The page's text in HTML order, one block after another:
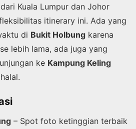
Kuala Lumpur dan Johor
itinerary ini. Ada yang
di Bukit Holbung karena
lebih lama, ada juga yang
ke Kampung Keling
– Spot foto ketinggian terbaik